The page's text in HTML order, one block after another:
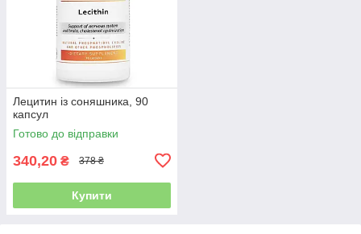
Лецитин із соняшника, 90
капсул
Готово до відправки
340,20 ₴ 378 ₴
Купити